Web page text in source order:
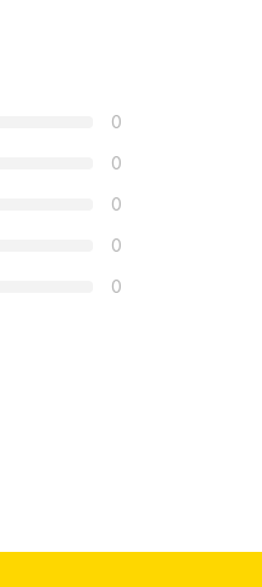
0
0
0
0
0